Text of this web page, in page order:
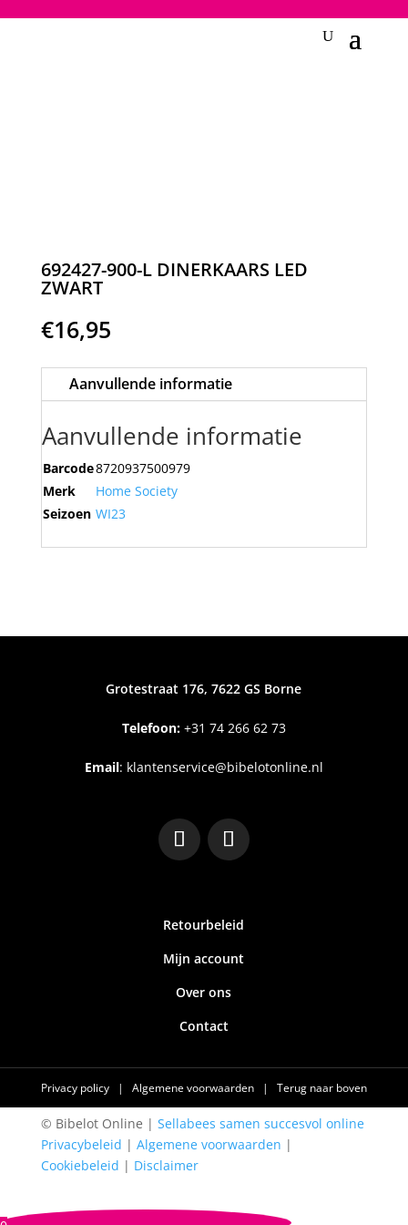
692427-900-L DINERKAARS LED
ZWART
€16,95
Aanvullende informatie
Aanvullende informatie
Barcode8720937500979
Merk
Home Society
Seizoen WI23
Grotestraat 176, 7622 GS Borne
Telefoon:+31 74 266 62 73
Email: klantenservice@bibelotonline.nl
Retourbeleid
Mijn account
Over ons
Contact
Privacy policy | Algemene voorwaarden | Terug naar boven
© Bibelot Online | Sellabees samen succesvol online
Privacybeleid | Algemene voorwaarden |
Cookiebeleid | Disclaimer